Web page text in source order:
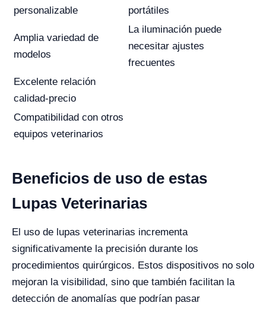
personalizable
portátiles
Amplia variedad de
modelos
La iluminación puede
necesitar ajustes
frecuentes
Excelente relación
calidad-precio
Compatibilidad con otros
equipos veterinarios
Beneficios de uso de estas
Lupas Veterinarias
El uso de lupas veterinarias incrementa
significativamente la precisión durante los
procedimientos quirúrgicos. Estos dispositivos no solo
mejoran la visibilidad, sino que también facilitan la
detección de anomalías que podrían pasar